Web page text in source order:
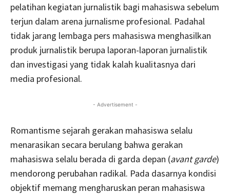
pelatihan kegiatan jurnalistik bagi mahasiswa sebelum
terjun dalam arena jurnalisme profesional. Padahal
tidak jarang lembaga pers mahasiswa menghasilkan
produk jurnalistik berupa laporan-laporan jurnalistik
dan investigasi yang tidak kalah kualitasnya dari
media profesional.
- Advertisement -
Romantisme sejarah gerakan mahasiswa selalu
menarasikan secara berulang bahwa gerakan
mahasiswa selalu berada di garda depan (avant garde)
mendorong perubahan radikal. Pada dasarnya kondisi
objektif memang mengharuskan peran mahasiswa